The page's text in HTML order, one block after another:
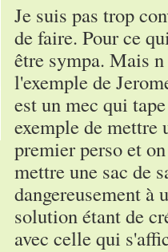
Je suis pas trop
de faire. Pour ce
être sympa. Mais
l'exemple de
est un mec qui
exemple de mettre
premier perso et
mettre une sac de
dangereusement à
solution étant de
avec celle qui